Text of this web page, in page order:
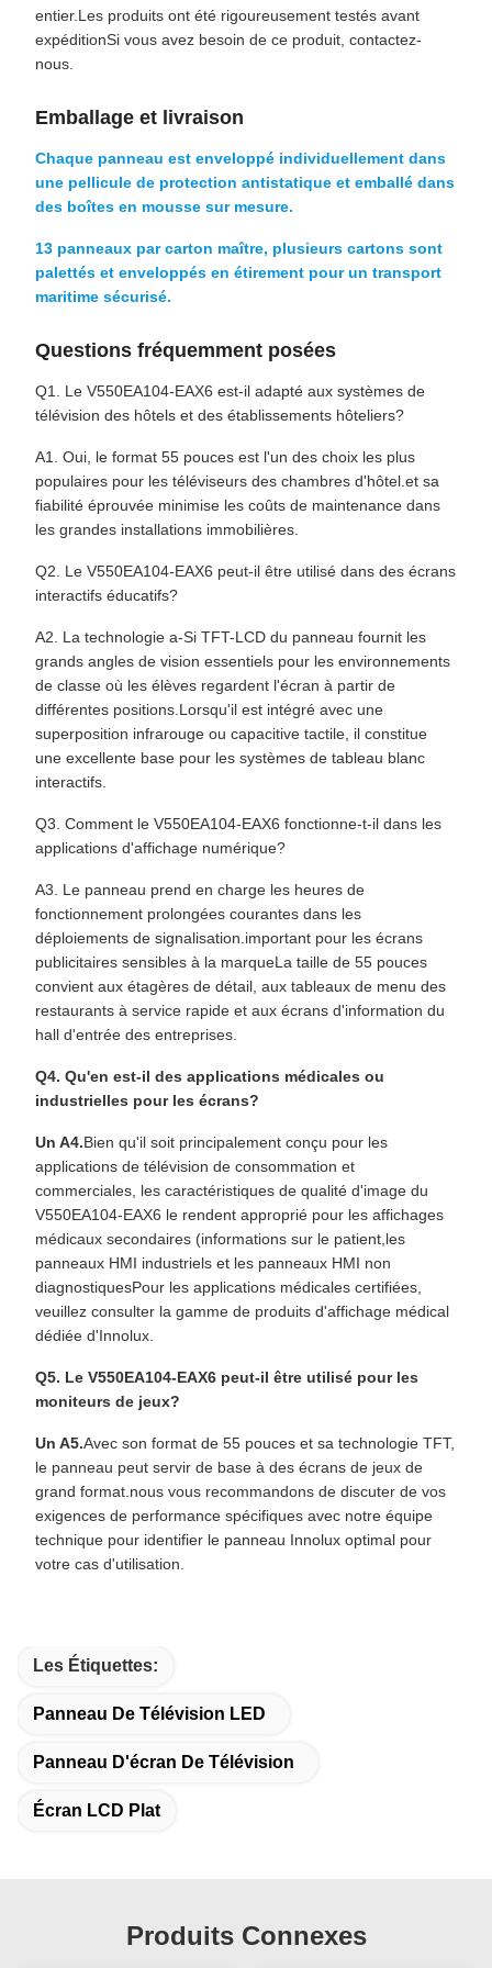
entier.Les produits ont été rigoureusement testés avant
expéditionSi vous avez besoin de ce produit, contactez-
nous.
Emballage et livraison
Chaque panneau est enveloppé individuellement dans
une pellicule de protection antistatique et emballé dans
des boîtes en mousse sur mesure.
13 panneaux par carton maître, plusieurs cartons sont
palettés et enveloppés en étirement pour un transport
maritime sécurisé.
Questions fréquemment posées
Q1. Le V550EA104-EAX6 est-il adapté aux systèmes de
télévision des hôtels et des établissements hôteliers?
A1. Oui, le format 55 pouces est l'un des choix les plus
populaires pour les téléviseurs des chambres d'hôtel.et sa
fiabilité éprouvée minimise les coûts de maintenance dans
les grandes installations immobilières.
Q2. Le V550EA104-EAX6 peut-il être utilisé dans des écrans
interactifs éducatifs?
A2. La technologie a-Si TFT-LCD du panneau fournit les
grands angles de vision essentiels pour les environnements
de classe où les élèves regardent l'écran à partir de
différentes positions.Lorsqu'il est intégré avec une
superposition infrarouge ou capacitive tactile, il constitue
une excellente base pour les systèmes de tableau blanc
interactifs.
Q3. Comment le V550EA104-EAX6 fonctionne-t-il dans les
applications d'affichage numérique?
A3. Le panneau prend en charge les heures de
fonctionnement prolongées courantes dans les
déploiements de signalisation.important pour les écrans
publicitaires sensibles à la marqueLa taille de 55 pouces
convient aux étagères de détail, aux tableaux de menu des
restaurants à service rapide et aux écrans d'information du
hall d'entrée des entreprises.
Q4. Qu'en est-il des applications médicales ou
industrielles pour les écrans?
Un A4.Bien qu'il soit principalement conçu pour les
applications de télévision de consommation et
commerciales, les caractéristiques de qualité d'image du
V550EA104-EAX6 le rendent approprié pour les affichages
médicaux secondaires (informations sur le patient,les
panneaux HMI industriels et les panneaux HMI non
diagnostiquesPour les applications médicales certifiées,
veuillez consulter la gamme de produits d'affichage médical
dédiée d'Innolux.
Q5. Le V550EA104-EAX6 peut-il être utilisé pour les
moniteurs de jeux?
Un A5.Avec son format de 55 pouces et sa technologie TFT,
le panneau peut servir de base à des écrans de jeux de
grand format.nous vous recommandons de discuter de vos
exigences de performance spécifiques avec notre équipe
technique pour identifier le panneau Innolux optimal pour
votre cas d'utilisation.
Les Étiquettes:
Panneau De Télévision LED
Panneau D'écran De Télévision
Écran LCD Plat
Produits Connexes